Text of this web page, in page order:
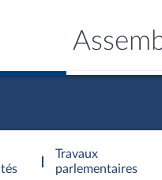
Travaux
parlementaires